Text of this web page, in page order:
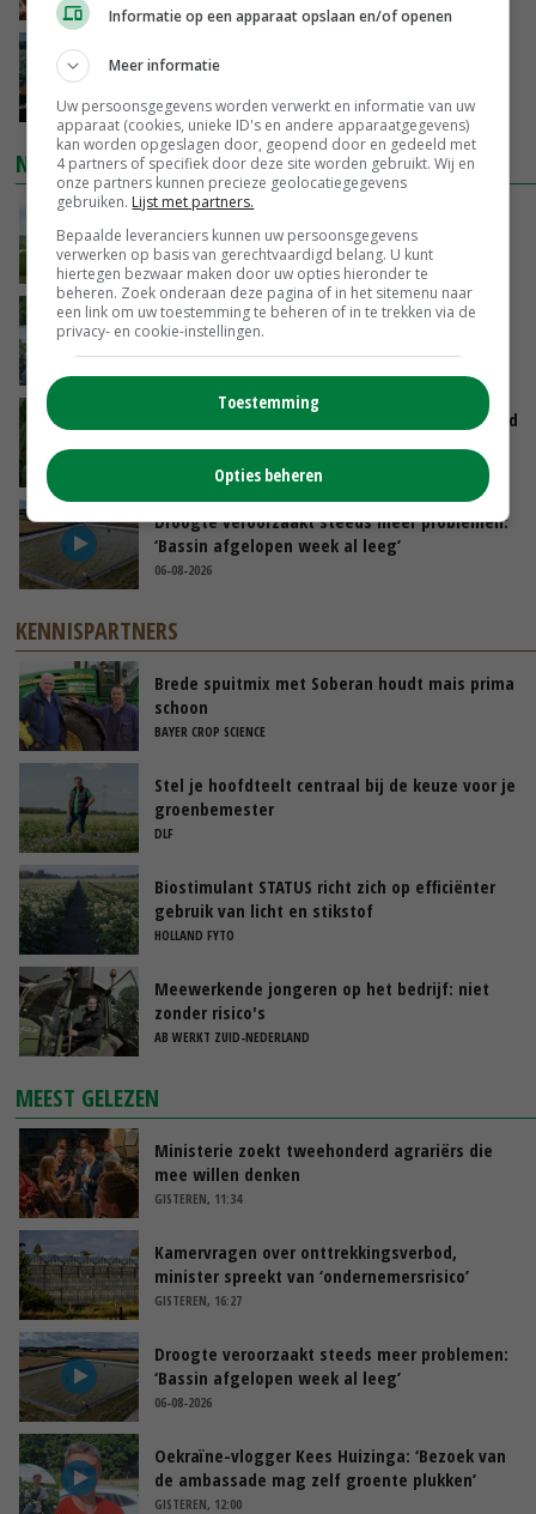
‘Cijfer jezelf niet weg en doe vooral ook waar
je gelukkig van wordt’
VANDAAG, 13:31
NIEUWSTE VIDEO'S
POAH!: John Deere 7730
VANDAAG, 10:00
Oekraïne-vlogger Kees Huizinga: ‘Bezoek van
de ambassade mag zelf groente plukken’
Limburgse mais van Frijns doet het verrassend
GISTEREN, 10:00
Droogte veroorzaakt steeds meer problemen:
‘Bassin afgelopen week al leeg’
06-08-2026
KENNISPARTNERS
Brede spuitmix met Soberan houdt mais prima
schoon
BAYER CROP SCIENCE
Stel je hoofdteelt centraal bij de keuze voor je
groenbemester
DLF
Biostimulant STATUS richt zich op efficiënter
gebruik van licht en stikstof
HOLLAND FYTO
Meewerkende jongeren op het bedrijf: niet
zonder risico's
AB WERKT ZUID-NEDERLAND
MEEST GELEZEN
Ministerie zoekt tweehonderd agrariërs die
mee willen denken
GISTEREN, 11:34
Kamervragen over onttrekkingsverbod,
minister spreekt van ‘ondernemersrisico’
GISTEREN, 16:27
Droogte veroorzaakt steeds meer problemen:
‘Bassin afgelopen week al leeg’
06-08-2026
Oekraïne-vlogger Kees Huizinga: ‘Bezoek van
de ambassade mag zelf groente plukken’
GISTEREN, 12:00
Informatie op een apparaat opslaan en/of openen
Meer informatie
Uw persoonsgegevens worden verwerkt en informatie van uw
apparaat (cookies, unieke ID's en andere apparaatgegevens)
kan worden opgeslagen door, geopend door en gedeeld met
4 partners of specifiek door deze site worden gebruikt. Wij en
onze partners kunnen precieze geolocatiegegevens
gebruiken. Lijst met partners.
Bepaalde leveranciers kunnen uw persoonsgegevens
verwerken op basis van gerechtvaardigd belang. U kunt
hiertegen bezwaar maken door uw opties hieronder te
beheren. Zoek onderaan deze pagina of in het sitemenu naar
een link om uw toestemming te beheren of in te trekken via de
privacy- en cookie-instellingen.
Toestemming
Opties beheren